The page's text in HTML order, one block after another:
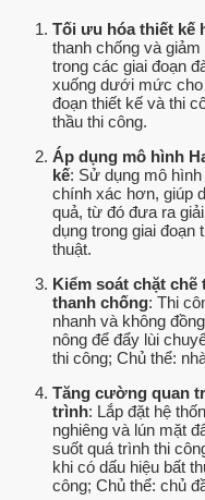
Tối ưu hóa thiết kế
thanh chống và
trong các giai đoạn
xuống dưới mức cho
đoạn thiết kế và thi
thầu thi công.
Áp dụng mô hình
kế: Sử dụng mô
chính xác hơn, giúp
quả, từ đó đưa ra
dụng trong giai đoạn
thuật.
Kiểm soát chặt
thanh chống: Thi
nhanh và không
nông để đẩy lùi
thi công; Chủ thể:
Tăng cường quan
trình: Lắp đặt hệ
nghiêng và lún mặt
suốt quá trình thi
khi có dấu hiệu bất
công; Chủ thể: chủ